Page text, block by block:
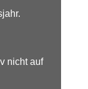
nicht auf